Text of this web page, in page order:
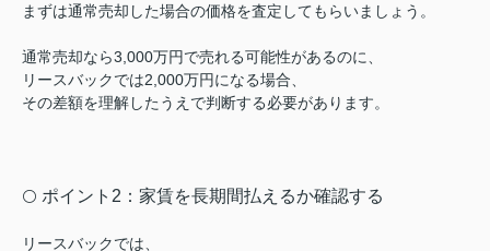
まずは通常売却した場合の価格を査定してもらいましょう。
通常売却なら3,000万円で売れる可能性があるのに、
リースバックでは2,000万円になる場合、
その差額を理解したうえで判断する必要があります。
⚪️ ポイント2：家賃を長期間払えるか確認する
リースバックでは、